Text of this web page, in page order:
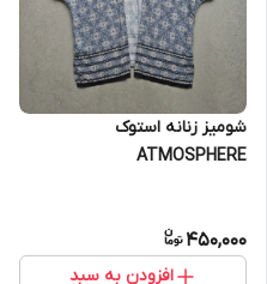
شومیز زنانه استوک
ATMOSPHERE
450,000
افزودن به سبد